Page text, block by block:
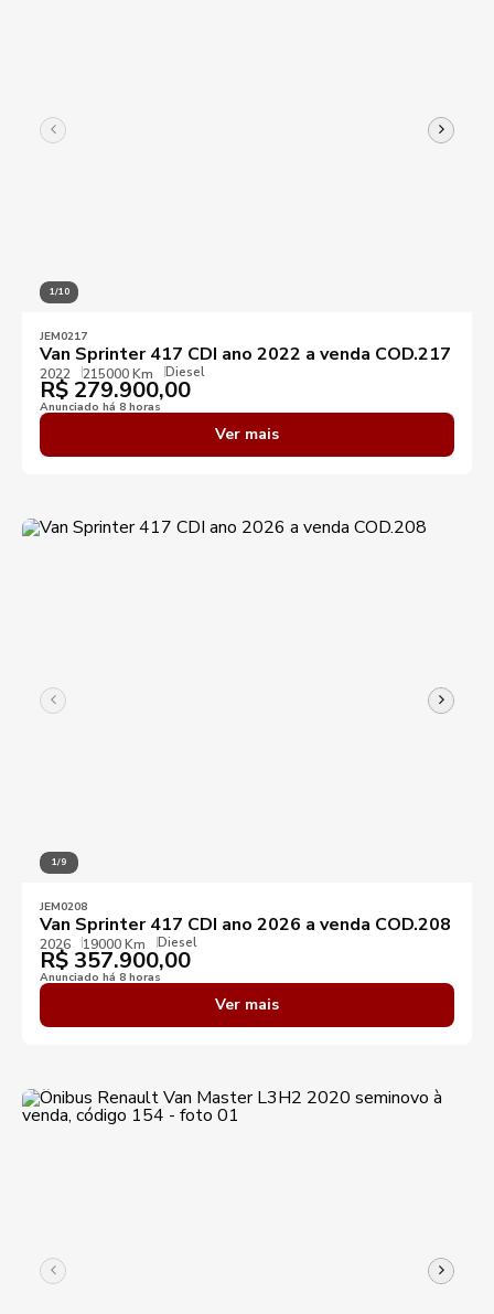
Preço mínimo
1/10
JEM0217
Van Sprinter 417 CDI ano 2022 a venda COD.217
2022 215000 Km Diesel
R$ 279.900,00
Anunciado há 8 horas
Ver mais
1/9
JEM0208
Van Sprinter 417 CDI ano 2026 a venda COD.208
2026 19000 Km Diesel
R$ 357.900,00
Anunciado há 8 horas
Ver mais